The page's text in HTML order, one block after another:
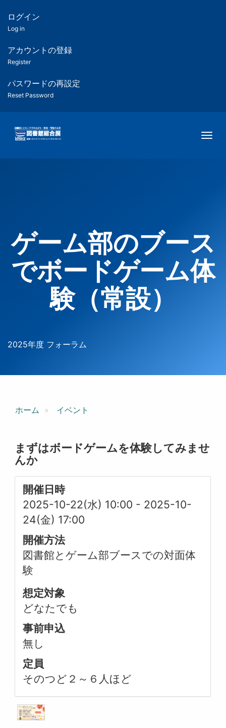
ツ
匿
名
ユ
ー
ー
用
メ
ログイン
Log in
アカウントの登録
Register
パスワードの再設定
Reset Password
ゲーム部のブース
でボードゲーム体
験（常設）
2025年度 フォーラム
ホーム イベント
まずはボードゲームを体験してみませ
んか
開催日時
2025-10-22(水) 10:00 - 2025-10-
24(金) 17:00
開催方法
図書館とゲーム部ブースでの対面体
験
想定対象
どなたでも
事前申込
無し
定員
そのつど２～６人ほど